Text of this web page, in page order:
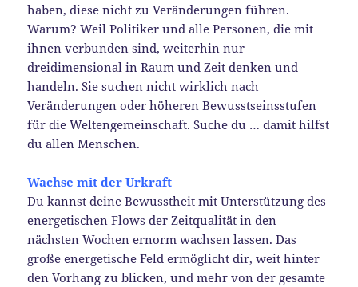
haben, diese nicht zu Veränderungen führen.
Warum? Weil Politiker und alle Personen, die mit
ihnen verbunden sind, weiterhin nur
dreidimensional in Raum und Zeit denken und
handeln. Sie suchen nicht wirklich nach
Veränderungen oder höheren Bewusstseinsstufen
für die Weltengemeinschaft. Suche du … damit hilfst
du allen Menschen.
Wachse mit der Urkraft
Du kannst deine Bewusstheit mit Unterstützung des
energetischen Flows der Zeitqualität in den
nächsten Wochen ernorm wachsen lassen. Das
große energetische Feld ermöglicht dir, weit hinter
den Vorhang zu blicken, und mehr von der gesamte